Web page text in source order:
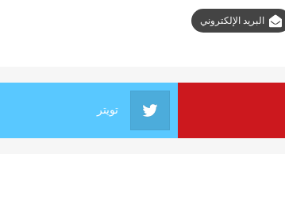
البريد الإلكتروني
تويتر